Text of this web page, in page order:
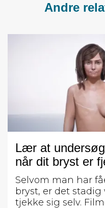
Andre
Lær at
når dit bryst er
Selvom man har
bryst, er det
tjekke sig selv.